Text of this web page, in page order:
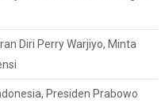
Diri Perry Warjiyo, Minta
Presiden Prabowo